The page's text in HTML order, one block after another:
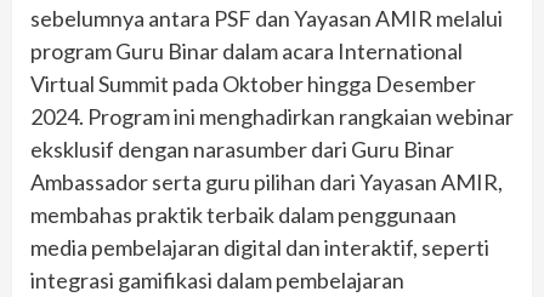
sebelumnya antara PSF dan Yayasan AMIR melalui
program Guru Binar dalam acara International
Virtual Summit pada Oktober hingga Desember
2024. Program ini menghadirkan rangkaian webinar
eksklusif dengan narasumber dari Guru Binar
Ambassador serta guru pilihan dari Yayasan AMIR,
membahas praktik terbaik dalam penggunaan
media pembelajaran digital dan interaktif, seperti
integrasi gamifikasi dalam pembelajaran